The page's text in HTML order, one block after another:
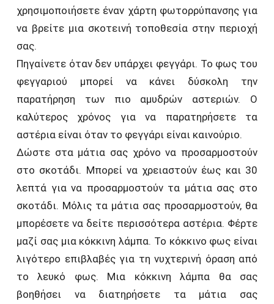
χρησιμοποιήσετε έναν χάρτη φωτορρύπανσης για
να βρείτε μια σκοτεινή τοποθεσία στην περιοχή
σας.
Πηγαίνετε όταν δεν υπάρχει φεγγάρι. Το φως του
φεγγαριού μπορεί να κάνει δύσκολη την
παρατήρηση των πιο αμυδρών αστεριών. Ο
καλύτερος χρόνος για να παρατηρήσετε τα
αστέρια είναι όταν το φεγγάρι είναι καινούριο.
Δώστε στα μάτια σας χρόνο να προσαρμοστούν
στο σκοτάδι. Μπορεί να χρειαστούν έως και 30
λεπτά για να προσαρμοστούν τα μάτια σας στο
σκοτάδι. Μόλις τα μάτια σας προσαρμοστούν, θα
μπορέσετε να δείτε περισσότερα αστέρια. Φέρτε
μαζί σας μια κόκκινη λάμπα. Το κόκκινο φως είναι
λιγότερο επιβλαβές για τη νυχτερινή όραση από
το λευκό φως. Μια κόκκινη λάμπα θα σας
βοηθήσει να διατηρήσετε τα μάτια σας